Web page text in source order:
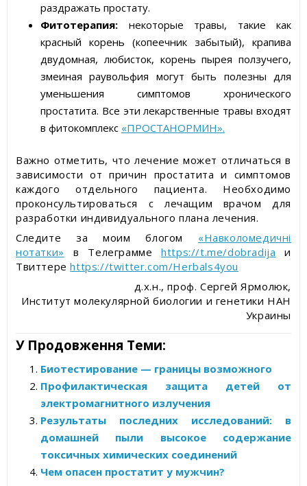
раздражать простату.
Фитотерапия: некоторые травы, такие как
красный корень (копеечник забытый), крапива
двудомная, любисток, корень пырея ползучего,
змеиная раувольфия могут быть полезны для
уменьшения симптомов хронического
простатита. Все эти лекарственные травы входят
в фитокомплекс «ПРОСТАНОРМИН».
Важно отметить, что лечение может отличаться в
зависимости от причин простатита и симптомов
каждого отдельного пациента. Необходимо
проконсультироваться с лечащим врачом для
разработки индивидуального плана лечения.
Следите за моим блогом «Навколомедичні
нотатки» в Телеграммеhttps://t.me/dobradija и
Твиттереhttps://twitter.com/Herbals4you
д.х.н., проф. Сергей Ярмолюк,
Институт молекулярной биологии и генетики НАН
Украины
У Продовження Теми:
Биотестирование — границы возможного
Профилактическая защита детей от
электромагнитного излучения
Результаты последних исследований: в
домашней пыли высокое содержание
токсичных химических соединений
Чем опасен простатит у мужчин?